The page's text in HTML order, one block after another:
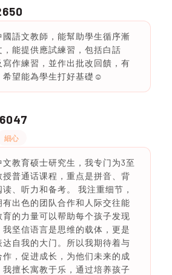
國語文教師，能幫助學生循序漸
，能提供應試練習，包括白話
寫作練習，並作出批改回饋，有
希望能為學生打好基礎☺️
細心
教育硕士研究生，我专门为3至
授普通话课程，重点是拼音、背
、听力和备考。 我注重细节，
有出色的团队合作和人际交往能
育的力量可以帮助每个孩子发现
我坚信语言是思维的载体，更是
达自我的大门。所以我期待着与
作，促进成长，为他们未来的成
我擅长寓教于乐，通过培养孩子